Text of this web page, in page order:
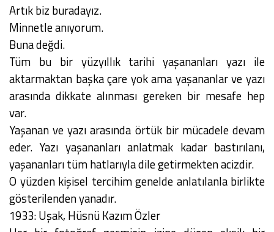
Artık biz buradayız.
Minnetle anıyorum.
Buna değdi.
Tüm bu bir yüzyıllık tarihi yaşananları yazı ile
aktarmaktan başka çare yok ama yaşananlar ve yazı
arasında dikkate alınması gereken bir mesafe hep
var.
Yaşanan ve yazı arasında örtük bir mücadele devam
eder. Yazı yaşananları anlatmak kadar bastırılanı,
yaşananları tüm hatlarıyla dile getirmekten acizdir.
O yüzden kişisel tercihim genelde anlatılanla birlikte
gösterilenden yanadır.
1933: Uşak, Hüsnü Kazım Özler